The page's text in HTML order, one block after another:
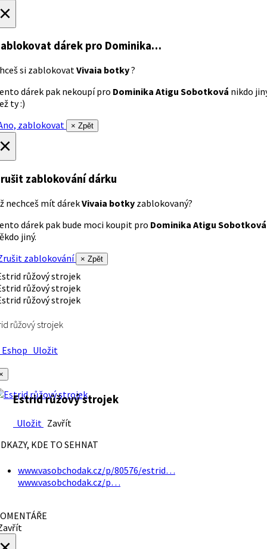
dárek pro Dominika…
si zablokovatVivaia botky?
dárek pak nekoupí pro Dominika Atigu Sobotková nikdo
ty :)
zablokovat
× Zpět
zablokování dárku
nechceš mít dárekVivaia botky zablokovaný?
dárek pak bude moci koupit pro Dominika Atigu Sobotková
jiný.
zablokování
× Zpět
růžový strojek
Uložit
Estrid růžový strojek
Uložit Zavřít
KDE TO SEHNAT
www.vasobchodak.cz/p/80576/estrid…
www.vasobchodak.cz/p…